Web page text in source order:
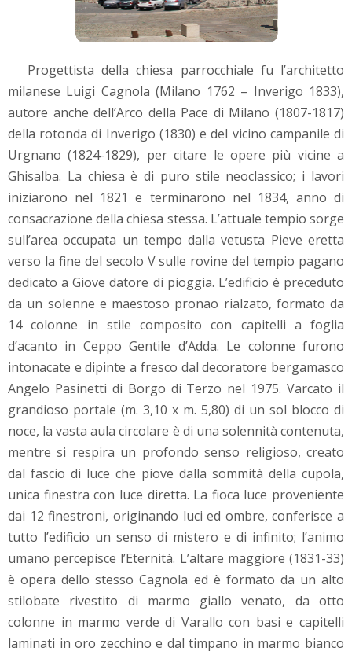
Progettista della chiesa parrocchiale fu l’architetto
milanese Luigi Cagnola (Milano 1762 – Inverigo 1833),
autore anche dell’Arco della Pace di Milano (1807-1817)
della rotonda di Inverigo (1830) e del vicino campanile di
Urgnano (1824-1829), per citare le opere più vicine a
Ghisalba. La chiesa è di puro stile neoclassico; i lavori
iniziarono nel 1821 e terminarono nel 1834, anno di
consacrazione della chiesa stessa. L’attuale tempio sorge
sull’area occupata un tempo dalla vetusta Pieve eretta
verso la fine del secolo V sulle rovine del tempio pagano
dedicato a Giove datore di pioggia. L’edificio è preceduto
da un solenne e maestoso pronao rialzato, formato da
14 colonne in stile composito con capitelli a foglia
d’acanto in Ceppo Gentile d’Adda. Le colonne furono
intonacate e dipinte a fresco dal decoratore bergamasco
Angelo Pasinetti di Borgo di Terzo nel 1975. Varcato il
grandioso portale (m. 3,10 x m. 5,80) di un sol blocco di
noce, la vasta aula circolare è di una solennità contenuta,
mentre si respira un profondo senso religioso, creato
dal fascio di luce che piove dalla sommità della cupola,
unica finestra con luce diretta. La fioca luce proveniente
dai 12 finestroni, originando luci ed ombre, conferisce a
tutto l’edificio un senso di mistero e di infinito; l’animo
umano percepisce l’Eternità. L’altare maggiore (1831-33)
è opera dello stesso Cagnola ed è formato da un alto
stilobate rivestito di marmo giallo venato, da otto
colonne in marmo verde di Varallo con basi e capitelli
laminati in oro zecchino e dal timpano in marmo bianco